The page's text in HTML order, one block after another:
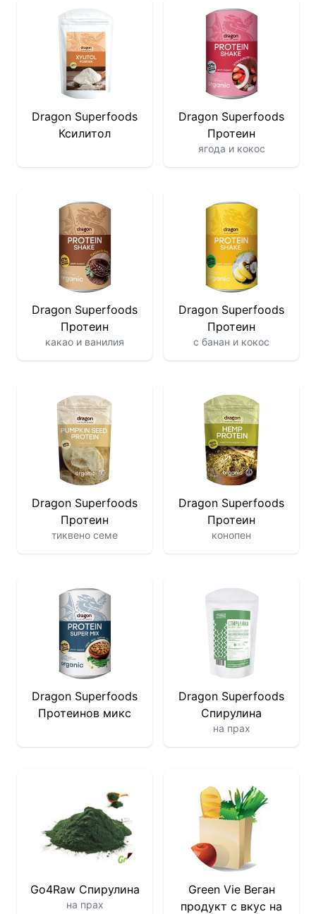
Dragon Superfoods
Ксилитол
Dragon Superfoods
Протеин
ягода и кокос
Dragon Superfoods
Протеин
какао и ванилия
Dragon Superfoods
Протеин
с банан и кокос
Dragon Superfoods
Протеин
тиквено семе
Dragon Superfoods
Протеин
конопен
Dragon Superfoods
Протеинов микс
Dragon Superfoods
Спирулина
на прах
Go4Raw Спирулина
на прах
Green Vie Веган
продукт с вкус на